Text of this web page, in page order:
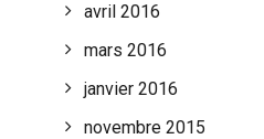
avril 2016
mars 2016
janvier 2016
novembre 2015